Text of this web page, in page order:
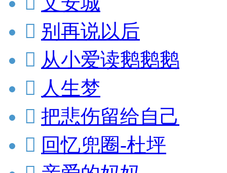
 别再说以后
 从小爱读鹅鹅鹅
 人生梦
 把悲伤留给自己
 回忆兜圈-杜坪